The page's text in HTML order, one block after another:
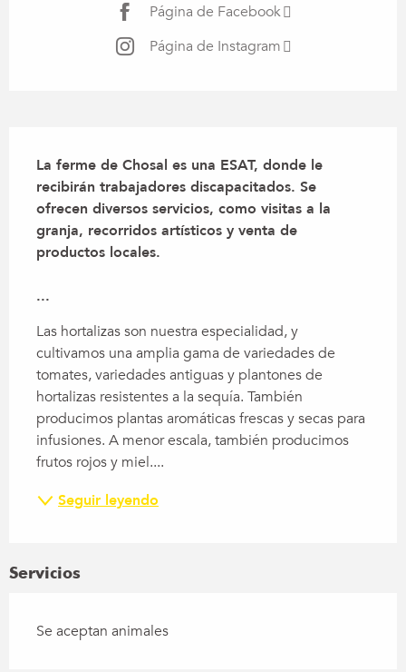
Página de Facebook
Página de Instagram
La ferme de Chosal es una ESAT, donde le
recibirán trabajadores discapacitados. Se
ofrecen diversos servicios, como visitas a la
granja, recorridos artísticos y venta de
productos locales.
...
Las hortalizas son nuestra especialidad, y
cultivamos una amplia gama de variedades de
tomates, variedades antiguas y plantones de
hortalizas resistentes a la sequía. También
producimos plantas aromáticas frescas y secas para
infusiones. A menor escala, también producimos
frutos rojos y miel....
Seguir leyendo
Servicios
Se aceptan animales